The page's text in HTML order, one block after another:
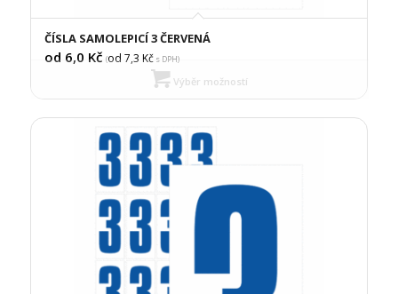
ČÍSLA SAMOLEPICÍ 3 ČERVENÁ
od 6,0 Kč (od 7,3 Kčs DPH)
Výběr možností